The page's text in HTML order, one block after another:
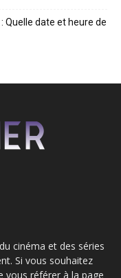
Quelle date et heure de
cinéma et des séries
Si vous souhaitez
vous référer à la page